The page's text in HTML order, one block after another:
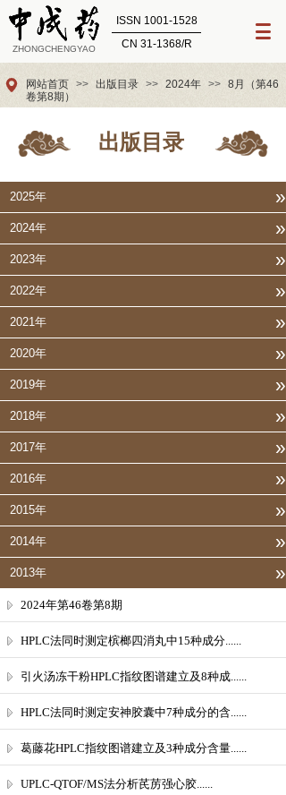
ISSN 1001-1528
ZHONGCHENGYAO CN 31-1368/R
网站首页 >> 出版目录 >> 2024年 >> 8月（第46
卷第8期）
出版目录
2025年 »
2024年 »
2023年 »
2022年 »
2021年 »
2020年 »
2019年 »
2018年 »
2017年 »
2016年 »
2015年 »
2014年 »
2013年 »
2024年第46卷第8期
HPLC法同时测定槟榔四消丸中15种成分......
引火汤冻干粉HPLC指纹图谱建立及8种成......
HPLC法同时测定安神胶囊中7种成分的含......
葛藤花HPLC指纹图谱建立及3种成分含量......
UPLC-QTOF/MS法分析芪苈强心胶......